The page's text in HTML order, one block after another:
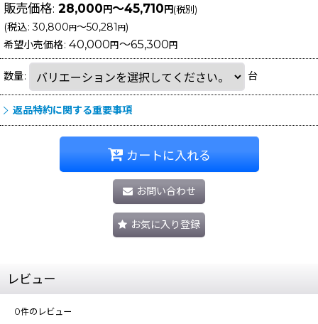
販売価格: 28,000円～45,710円(税別)
(税込: 30,800円～50,281円)
希望小売価格: 40,000 円 ～65,300 円
数量: 台
返品特約に関する重要事項
カートに入れる
お問い合わせ
お気に入り登録
レビュー
0件のレビュー